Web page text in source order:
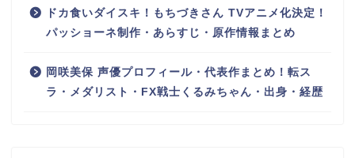
ドカ食いダイスキ！もちづきさん TVアニメ化決定！
パッショーネ制作・あらすじ・原作情報まとめ
岡咲美保 声優プロフィール・代表作まとめ！転ス
ラ・メダリスト・FX戦士くるみちゃん・出身・経歴